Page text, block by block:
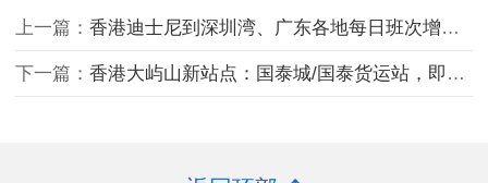
上一篇： 香港迪士尼到深圳湾、广东各地每日班次增至9班
下一篇： 香港大屿山新站点：国泰城/国泰货运站，即日起正式开通!